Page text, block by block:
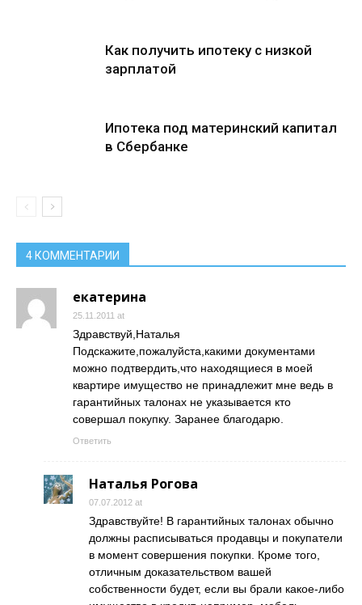
Как получить ипотеку с низкой
зарплатой
Ипотека под материнский капитал
в Сбербанке
4 КОММЕНТАРИИ
екатерина
25.11.2011 at
Здравствуй,Наталья
Подскажите,пожалуйста,какими документами
можно подтвердить,что находящиеся в моей
квартире имущество не принадлежит мне ведь в
гарантийных талонах не указывается кто
совершал покупку. Заранее благодарю.
Ответить
Наталья Рогова
07.07.2012 at
Здравствуйте! В гарантийных талонах обычно
должны расписываться продавцы и покупатели
в момент совершения покупки. Кроме того,
отличным доказательством вашей
собственности будет, если вы брали какое-либо